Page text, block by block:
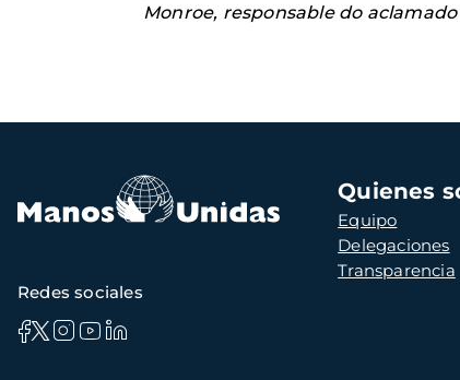
Monroe, responsable do
Navegación
principal
Quienes
Equipo
Delegaciones
Transparencia
Redes sociales